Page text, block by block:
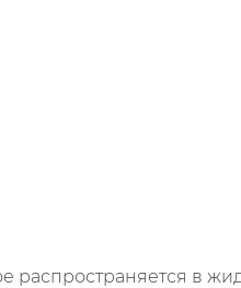
распространяется в